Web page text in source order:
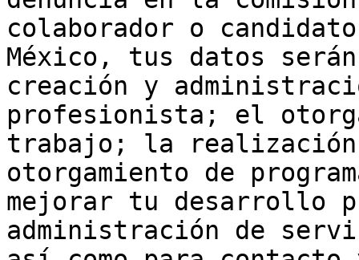
colaborador o
México, tus datos
creación y
profesionista; el
trabajo; la
otorgamiento de
mejorar tu desarrollo
administración de